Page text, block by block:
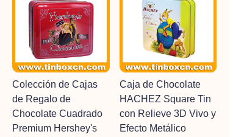
Colección de Cajas
de Regalo de
Chocolate Cuadrado
Premium Hershey's
Caja de Chocolate
HACHEZ Square Tin
con Relieve 3D Vivo y
Efecto Metálico